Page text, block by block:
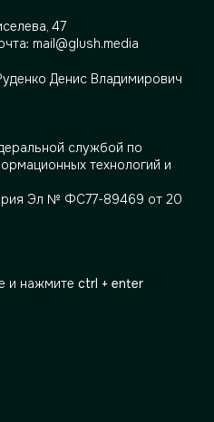
47
mail@glush.media
Денис Владимирович
службой по
технологий и
Эл № ФС77-89469 от 20
и нажмите ctrl + enter